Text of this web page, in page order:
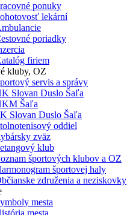
ponuky
lekární
poriadky
firiem
kluby, OZ
servis a správy
Slovan Duslo Šaľa
Šaľa
Slovan Duslo Šaľa
oddiel
zväz
klub
športových klubov a OZ
športovej haly
združenia a neziskovky
mesta
mesta